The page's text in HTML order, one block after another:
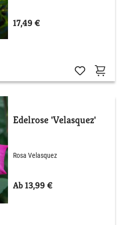
17,49 €
Edelrose 'Velasquez'
Rosa Velasquez
Ab 13,99 €